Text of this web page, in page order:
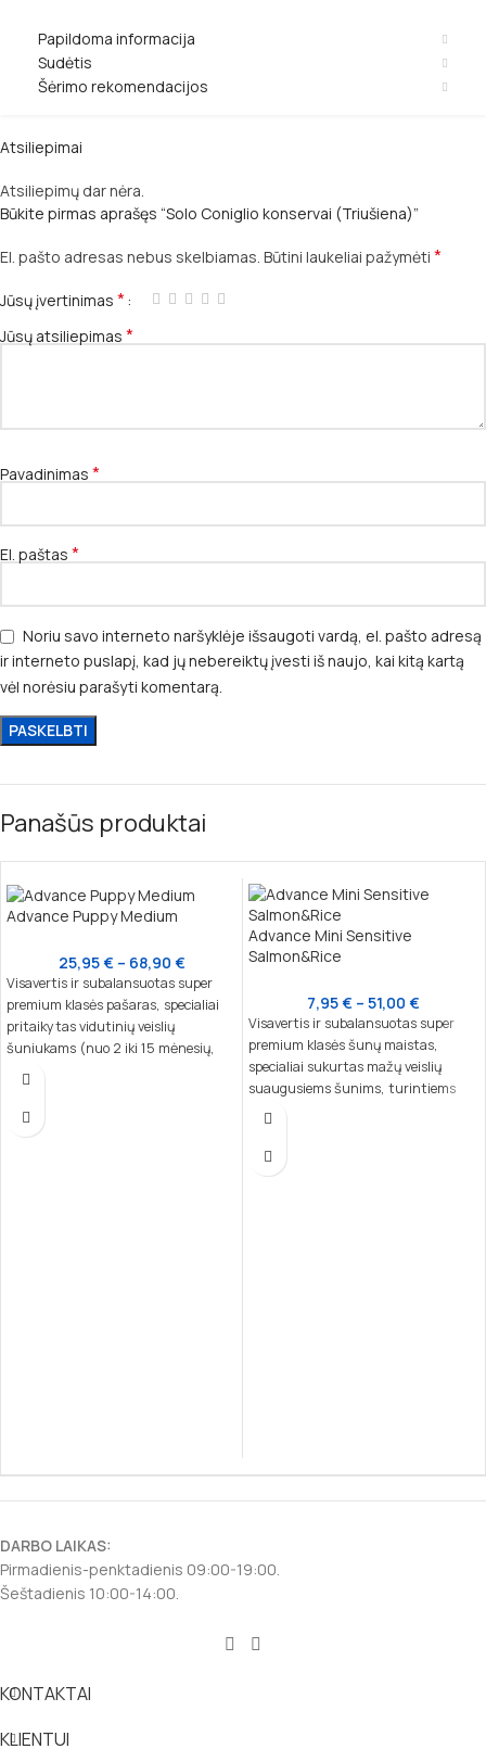
Papildoma informacija
Sudėtis
Šėrimo rekomendacijos
Atsiliepimai
Atsiliepimų dar nėra.
Būkite pirmas aprašęs “Solo Coniglio konservai (Triušiena)”
El. pašto adresas nebus skelbiamas. Būtini laukeliai pažymėti *
Jūsų įvertinimas *
Jūsų atsiliepimas *
Pavadinimas *
El. paštas *
Noriu savo interneto naršyklėje išsaugoti vardą, el. pašto adresą
ir interneto puslapį, kad jų nebereiktų įvesti iš naujo, kai kitą kartą
vėl norėsiu parašyti komentarą.
Panašūs produktai
Advance Puppy Medium
25,95€ – 68,90 €
Visavertis ir subalansuotas super
premium klasės pašaras, specialiai
pritaikytas vidutinių veislių
šuniukams (nuo 2 iki 15 mėnesių,
10–30 kg suaugusio svorio) ir
užtikrina tinkamą kaulų, imuninės ir
Advance Mini Sensitive
Salmon&Rice
7,95€ – 51,00 €
Visavertis ir subalansuotas super
premium klasės šunų maistas,
specialiai sukurtas mažų veislių
suaugusiems šunims, turintiems
jautrią virškinimo sistemą ar odos
baltymų šaltiniu – lašiša – užtikrina
DARBO LAIKAS:
Pirmadienis-penktadienis 09:00-19:00.
Šeštadienis 10:00-14:00.
KONTAKTAI
KLIENTUI